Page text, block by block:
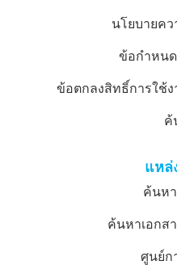
นโยบายค
ข้อกำหนด
ข้อตกลงสิทธิ์การใช้
ค้
แหล่
ค้นห
ค้นหาเอกส
ศูนย์ก